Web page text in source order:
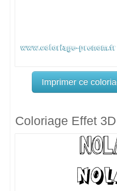
Imprimer ce
Coloriage Effet 3D